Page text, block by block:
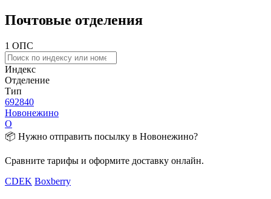
Почтовые отделения
1 ОПС
Индекс
Отделение
Тип
692840
Новонежино
О
📦 Нужно отправить посылку в Новонежино?
Сравните тарифы и оформите доставку онлайн.
CDEK Boxberry